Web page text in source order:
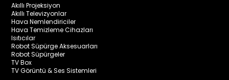
Akıllı Projeksiyon
Akıllı Televizyonlar
Hava Nemlendiriciler
Hava Temizleme Cihazları
Isıtıcılar
Robot Süpürge Aksesuarları
Robot Süpürgeler
TV Box
TV Görüntü & Ses Sistemleri